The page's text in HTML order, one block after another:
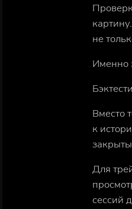
не
Именно
Вместо
к
Для
сессий